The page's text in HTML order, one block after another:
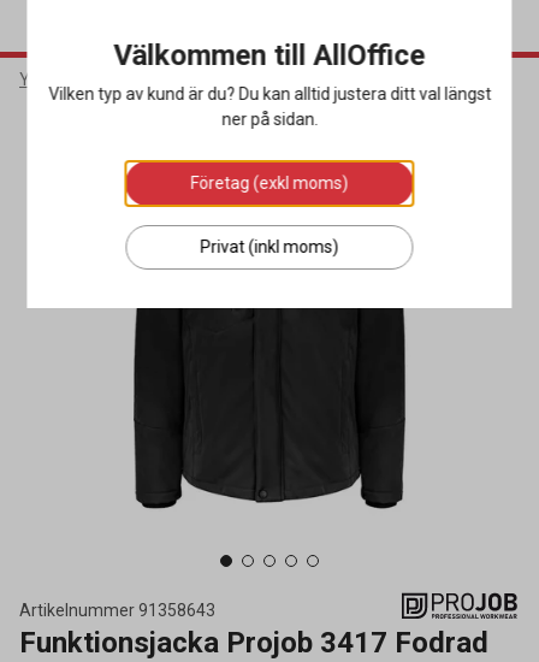
Yrkeskläder & Skydd
Artikelnummer91358643
Funktionsjacka Projob 3417 Fodrad
Välkommen till AllOffice
Vilken typ av kund är du? Du kan alltid justera ditt val längst
ner på sidan.
Företag (exkl moms)
Privat (inkl moms)